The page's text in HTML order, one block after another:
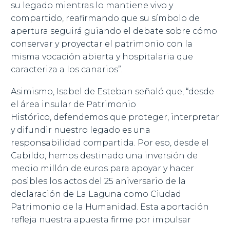
su legado mientras lo mantiene vivo y
compartido, reafirmando que su símbolo de
apertura seguirá guiando el debate sobre cómo
conservar y proyectar el patrimonio con la
misma vocación abierta y hospitalaria que
caracteriza a los canarios”.
Asimismo, Isabel de Esteban señaló que, “desde
el área insular de Patrimonio
Histórico, defendemos que proteger, interpretar
y difundir nuestro legado es una
responsabilidad compartida. Por eso, desde el
Cabildo, hemos destinado una inversión de
medio millón de euros para apoyar y hacer
posibles los actos del 25 aniversario de la
declaración de La Laguna como Ciudad
Patrimonio de la Humanidad. Esta aportación
refleja nuestra apuesta firme por impulsar